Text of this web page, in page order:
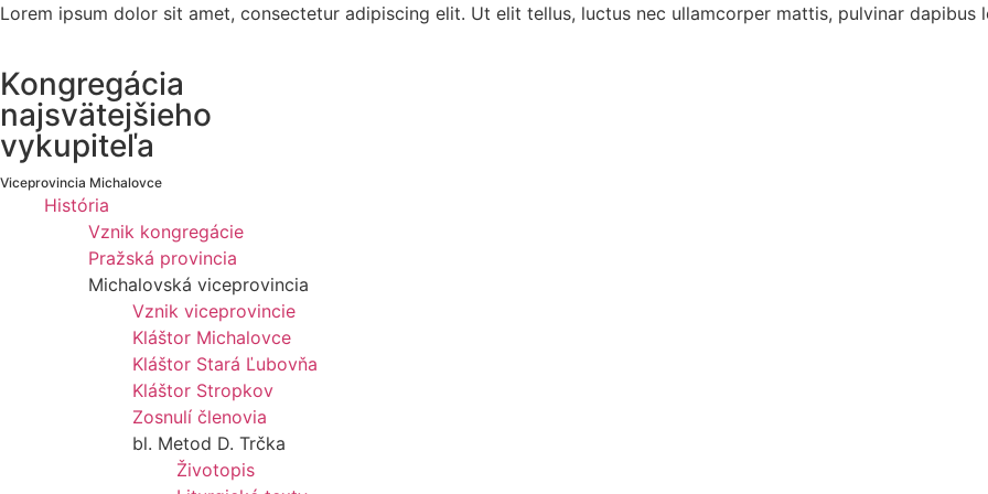
Lorem ipsum dolor sit amet, consectetur adipiscing elit. Ut elit tellus, luctus nec ullamcorper mattis, pulvinar dapibus
Kongregácia
najsvätejšieho
vykupiteľa
Viceprovincia Michalovce
História
Vznik kongregácie
Pražská provincia
Michalovská viceprovincia
Vznik viceprovincie
Kláštor Michalovce
Kláštor Stará Ľubovňa
Kláštor Stropkov
Zosnulí členovia
bl. Metod D. Trčka
Životopis